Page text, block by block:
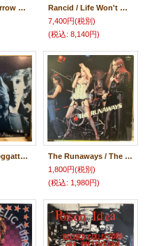
Rancid / Tomorrow Never Comes
Rancid / Life Won't Wait
7,400円(税別)
(税込: 8,140円)
The Police / Reggatta De Blanc
The Runaways / The Runaways
1,800円(税別)
(税込: 1,980円)